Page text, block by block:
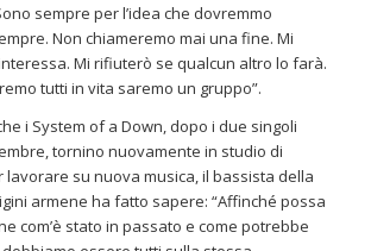
sempre per l’idea che dovremmo
Non chiameremo mai una fine. Mi
Mi rifiuterò se qualcun altro lo farà.
tutti in vita saremo un gruppo”.
i System of a Down, dopo i due singoli
tornino nuovamente in studio di
su nuova musica, il bassista della
armene ha fatto sapere: “Affinché possa
com’è stato in passato e come potrebbe